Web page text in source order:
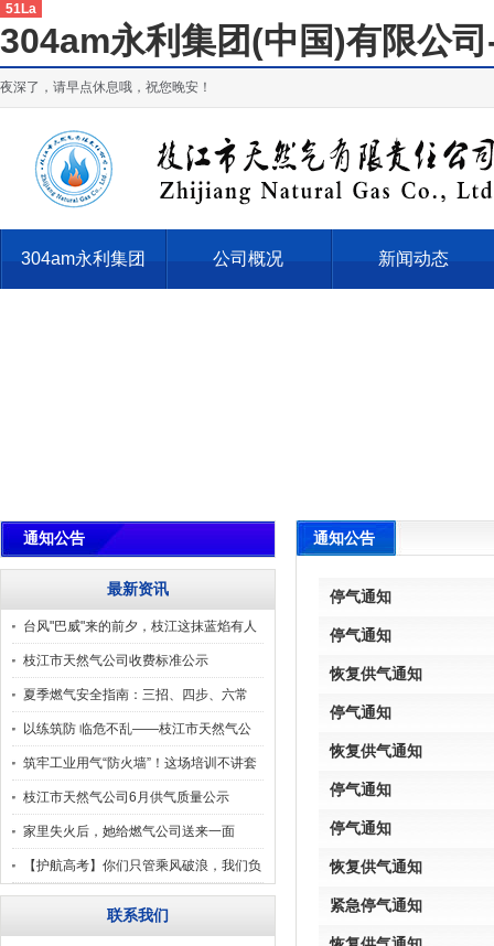
51La
304am永利集团(中国)有限公
夜深了，请早点休息哦，祝您晚安！
304am永利集团 公司概况 新闻动态
通知公告
最新资讯
台风"巴威"来的前夕，枝江这抹蓝焰有人
守
枝江市天然气公司收费标准公示
夏季燃气安全指南：三招、四步、六常
识、九错误认知
以练筑防 临危不乱——枝江市天然气公
司应急演练纪
筑牢工业用气“防火墙”！这场培训不讲套
话，只教“
枝江市天然气公司6月供气质量公示
家里失火后，她给燃气公司送来一面
旗……
【护航高考】你们只管乘风破浪，我们负
责气足压稳！
联系我们
通知公告
停气通知
停气通知
恢复供气通知
停气通知
恢复供气通知
停气通知
停气通知
恢复供气通知
紧急停气通知